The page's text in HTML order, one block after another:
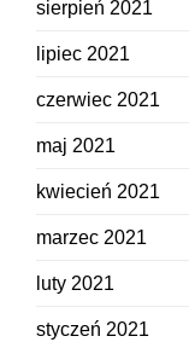
sierpień 2021
lipiec 2021
czerwiec 2021
maj 2021
kwiecień 2021
marzec 2021
luty 2021
styczeń 2021